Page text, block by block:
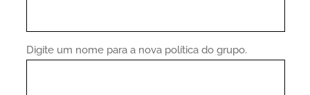
Digite um nome para a nova política do grupo.